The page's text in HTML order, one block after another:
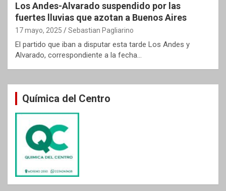
Los Andes-Alvarado suspendido por las
fuertes lluvias que azotan a Buenos Aires
17 mayo, 2025 Sebastian Pagliarino
El partido que iban a disputar esta tarde Los Andes y
Alvarado, correspondiente a la fecha…
Química del Centro